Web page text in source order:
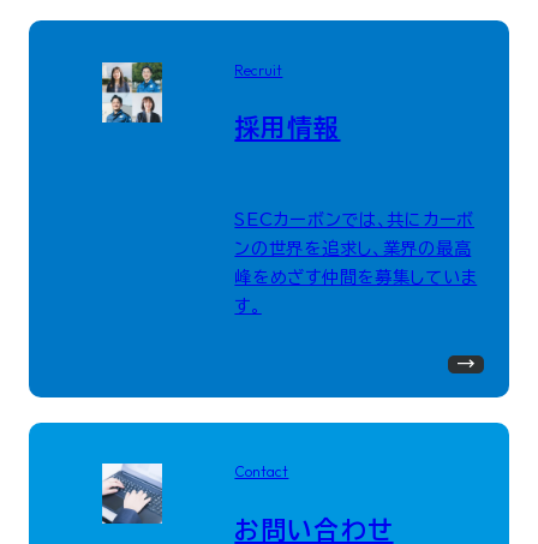
Recruit
採用情報
SECカーボンでは、共にカーボ
ンの世界を追求し、業界の最高
峰をめざす仲間を募集していま
す。
Contact
お問い合わせ